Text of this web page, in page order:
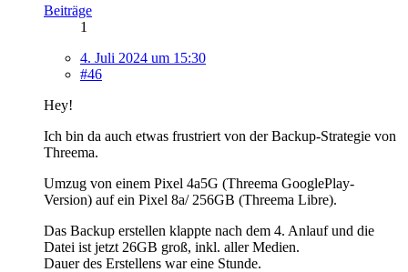
Beiträge
1
4. Juli 2024 um 15:30
#46
Hey!
Ich bin da auch etwas frustriert von der Backup-Strategie von
Threema.
Umzug von einem Pixel 4a5G (Threema GooglePlay-
Version) auf ein Pixel 8a/ 256GB (Threema Libre).
Das Backup erstellen klappte nach dem 4. Anlauf und die
Datei ist jetzt 26GB groß, inkl. aller Medien.
Dauer des Erstellens war eine Stunde.